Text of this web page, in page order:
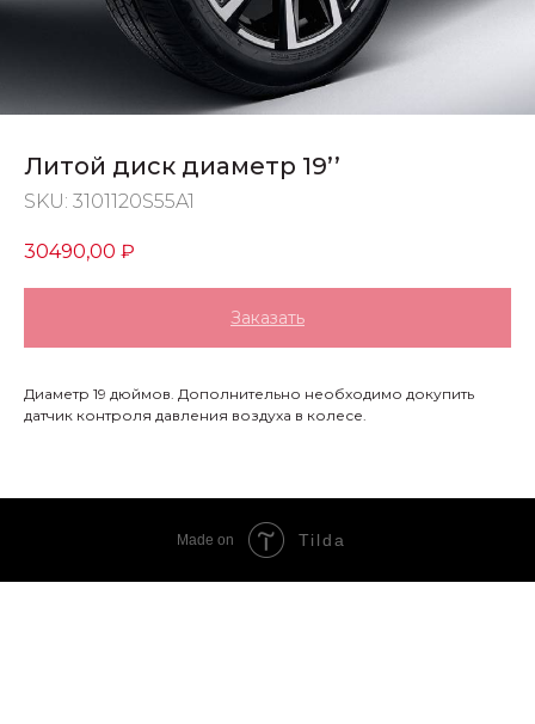
Литой диск диаметр 19’’
SKU: 3101120S55A1
30490,00 ₽
Заказать
Диаметр 19 дюймов. Дополнительно необходимо докупить
датчик контроля давления воздуха в колесе.
Made on Tilda